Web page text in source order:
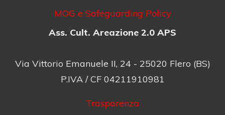
MOG e Safeguarding Policy
Ass. Cult. Areazione 2.0 APS
Via Vittorio Emanuele II, 24 - 25020 Flero (BS)
P.IVA / CF 04211910981
Trasparenza